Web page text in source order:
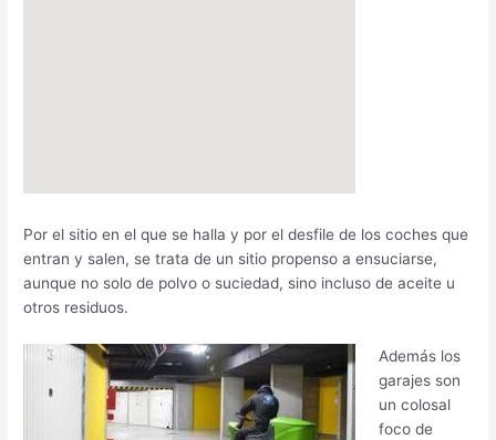
Por el sitio en el que se halla y por el desfile de los coches que
entran y salen, se trata de un sitio propenso a ensuciarse,
aunque no solo de polvo o suciedad, sino incluso de aceite u
otros residuos.
Además los
garajes son
un colosal
foco de